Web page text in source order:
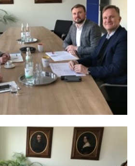
MEIN WAHLKREIS
ZIELE
Redebeiträge
Anträge CDU
Kleine Anfragen
CDU Brandenburg
CDU Potsdam